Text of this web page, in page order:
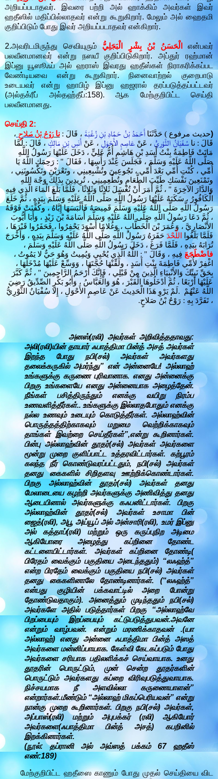
அறியப்படாதவர். இவரை பற்றி அல் ஹாக்கிம் அவர்கள் இவர்
ஹதீஸில் மதிப்பில்லாதவர் என்று கூறுகிறார். மேலும் அல் ஹைதமி
குறிப்பிடும் போது இவர் அறியப்படாதவர் என்கிறார்.
2.அவரிடமிருந்து செவியுரும்
என்பவர்
பலவீனமானவர் என்று நஸயீ குறிப்பிடுகிறார். அப்துர் ரஹ்மான்
இப்னு யூஸூஃப் அல் ஹராஸ் இவரது ஹதீஸ்கள் நிராகரிக்கப்பட
வேண்டியவை என்று கூறுகிறார். நினைவாற்றல் குறைபாடு
உடையவர் என்று ஹாபிழ் இப்னு ஹஜரால் தரப்படுத்தப்பட்டவர்
(அல்தக்ரீப் அல்தஹ்தீப்:158). ஆக மேற்குறிபிட்ட செய்தி
பலவீனமானது.
செய்தி 2:
)حديث مرفوع ( حَدَّثَنَا أَحْمَدُ بْنُ حَمَّادِ بْنِ زُغْبَةَ ، قَالَ :نارَوْحُ بْنُ صَلاحٍ ،
قَالَ : نا سُفْيَانُ الثَّوْرِيُّ ، عَنْ عَاصِمٍ الأَحْوَلِ ، عَنْ أَنَسِ بْنِ مَالِكٍ ، قَالَ : لَمَّا
مَاتَتْ فَاطِمَةُ بِنْتُ أَسَدِ بْنِ هَاشِمٍ أُمُّ عَلِيٍّ ، دَخَلَ عَلَيْهَا رَسُولُ اللَّهِ
صَلَّى اللَّهُ عَلَيْهِ وَسَلَّمَ ، فَجَلَسَ عِنْدَ رَأْسِهَا ، فَقَالَ: "رَحِمَكِ اللَّهُ يَا
أُمِّي ، كُنْتِ أُمِّي بَعْدَ أُمِّي ، تَجُوعِينَ وتُشْبِعِينِي ، وتَعْرَيْنَ وتَكْسُونَنِي ،
وتَمْنَعِينَ نَفْسَكِ طَيِّبَ الطَّعَامِ وتُطْعِمِينِي ، تُرِيدِينَ بِذَلِكَ وَجْهَ اللَّهِ
وَالدَّارَ الآخِرَةَ " ، ثُمَّ أَمَرَ أَنْ تُغْسَلَ ثَلاثًا وَثَلاثًا ، فَلَمَّا بَلَغَ الْمَاءَ الَّذِي فِيهِ
الْكَافُورُ ، سَكَبَهُ عَلَيْهَا رَسُولُ اللَّهِ صَلَّى اللَّهُ عَلَيْهِ وَسَلَّمَ بِيَدِهِ ، ثُمَّ خَلَعَ
رَسُولُ اللَّهِ صَلَّى اللَّهُ عَلَيْهِ وَسَلَّمَ قَمِيصَهُ فَأَلْبَسَهَا إِيَّاهُ ، وكُفِّنَتْ فَوْقَهُ
، ثُمَّ دَعَا رَسُولُ اللَّهِ صَلَّى اللَّهُ عَلَيْهِ وَسَلَّمَ أُسَامَةَ بْنَ زَيْدٍ ، وَأَبَا أَيُّوبَ
الأَنْصَارِيَّ ، وَعُمَرَ بْنَ الْخَطَّابِ ، وَغُلامًا أَسْوَدَ يَحْفِرُوا ، فَحَفَرُوا قَبْرَهَا ،
فَلَمَّا بَلَغُوا
اللَّحْدَ حَفَرَهُ رَسُولُ اللَّهِ صَلَّى اللَّهُ عَلَيْهِ وَسَلَّمَ بِيَدِهِ ، وَأَخْرَجَ
تُرَابَهُ بِيَدِهِ ، فَلَمَّا فَرَغَ ، دَخَلَ رَسُولُ اللَّهِ صَلَّى اللَّهُ عَلَيْهِ وَسَلَّمَ ،
فاضْطَجَعَ فِيهِ ، وَقَالَ : " اللَّهُ الَّذِي يُحْيِي وَيُمِيتُ وَهُوَ حَيٌّ لا يَمُوتُ ،
اغْفِرْ لأُمِّي فَاطِمَةَ بِنْتِ أَسَدٍ ، ولَقِّنْهَا حُجَّتَهَا ، وَوَسِّعْ عَلَيْهَا مُدْخَلَهَا ،
بِحَقِّ نَبِيِّكَ وَالأَنْبِيَاءِ الَّذِينَ مِنْ قَبْلِي ، فَإِنَّكَ أَرْحَمُ الرَّاحِمِينَ " ، ثُمَّ كَبَّرَ
عَلَيْهَا أَرْبَعًا ، ثُمَّ أدْخَلُوهَا الْقَبْرَ ، هُوَ وَالْعَبَّاسُ ، وَأَبُو بَكْرٍ الصِّدِّيقُ رَضِيَ
اللَّهُ عَنْهُمْ
.لَمْ يَرْوِ هَذَا الْحَدِيثَ عَنْ عَاصِمٍ الأَحْوَلِ ، إِلا سُفْيَانُ الثَّوْرِيُّ
، تَفَرَّدَ بِهِ : رَوْحُ بْنُ صَلاحٍ.
அனஸ்(ரலி) அவர்கள் அறிவித்ததாவது:
அலி(ரலி)யின் தாயார் ஃபாத்திமா பின்த் அசத் அவர்கள்
இறந்த போது நபி(சல்) அவர்கள் அவர்களது
தலைக்கருகில் அமர்ந்து” என் அன்னையே! அல்லாஹ்
உங்களுக்கு கருணை புரிவானாக. எனது அன்னைக்கு
பிறகு உங்களையே எனது அன்னையாக அழைத்தேன்.
நீங்கள் பசித்திருந்தும் எனக்கு வயிறு நிரம்ப
உணவளித்தீர்கள்.. உங்களுக்கு இல்லாதபோதும் எனக்கு
நல்ல உணவும் உடையும் கொடுத்தீர்கள். அல்லாஹ்வின்
பொருத்தத்திற்காகவும் மறுமை வெற்றிக்காகவும்
தாங்கள் இவற்றை செய்தீர்கள்”,என்று கூறினார்கள்.
பின்பு அல்லாஹ்வின் தூதர்(சல்) அவர்கள் அவர்களை
மூன்று முறை குளிப்பாட்ட உத்தரவிட்டார்கள். கற்பூரம்
கலந்த நீர் கொண்டுவரப்பட்டதும், நபி(சல்) அவர்கள்
தனது கைகளில் சிறிதளவு ஊற்றிக்கொண்டார்கள்.
பிறகு அல்லாஹ்வின் தூதர்(சல்) அவர்கள் தனது
மேலாடையை கழற்றி அவர்களுக்கு அணிவித்து தனது
ஆடையினால் அவர்களுக்கு கஃபனிட்டார்கள். பிறகு
அல்லாஹ்வின் தூதர்(சல்) அவர்கள் உசாமா பின்
ஜைத்(ரலி), அபூ அய்யூப் அல் அன்சாரி(ரலி), உமர் இப்னு
அல் கத்தாப்(ரலி) மற்றும் ஒரு கருப்புநிற அடிமை
ஆகியோரை அழைத்து கப்றினை தோண்ட
கட்டளையிட்டார்கள். அவர்கள் கப்றினை தோண்டி(
பிரேதம் வைக்கும் பகுதியை அடைந்ததும்) “லஃஹ்த்”
என்ற பிரதேம் வைக்கும் பகுதியை நபி(சல்) அவர்கள்
தனது கைகளினாலே தோண்டினார்கள். (“லஃஹ்த்”
என்பது குழியின் பக்கவாட்டில் அறை போன்று
தோண்டுவதாகும்). அனைத்தும் முடிந்ததும் நபி(சல்)
அவர்களே அதில் படுத்தார்கள் பிறகு “அல்லாஹ்வே
பிறப்பையும் இறப்பையும் கட்டுபடுத்துபவன்.அவனே
என்றும் வாழ்பவன். என்றும் மரணிக்காதவன் .(யா
அல்லாஹ்) எனது அன்னை ஃபாத்திமா பின்த் அஸத்
அவர்களை மன்னிப்பாயாக. கேள்வி கேடகப்படும் போது
அவர்களை சரியாக பதிலளிக்கச் செய்வாயாக. உனது
தூதரின் பொருட்டும், முன் சென்ற தூதர்களின்
பொருட்டும் அவர்களது கப்றை விரிவுபடுத்துவாயாக.
நிச்சயமாக நீ அளவில்லா கருணையாளன்”
என்றார்கள்.மீண்டும் “அல்லாஹ் மிகப்பெரியவன்” என்று
நான்கு முறை கூறினார்கள். பிறகு நபி(சல்) அவர்கள்,
அப்பாஸ்(ரலி) மற்றும் அபுபக்கர் (ரலி) ஆகியோர்
அவர்களை(ஃபாத்திமா பின்த் அசத்) கபறினில்
இறக்கினார்கள்.
(நூல்: தப்ரானி அல் அவ்ஸத் பக்கம் 67 ஹதீஸ்
எண்:189)
மேற்குறிபிட்ட ஹதீஸை காணும் போது முதல் செய்தியை விட